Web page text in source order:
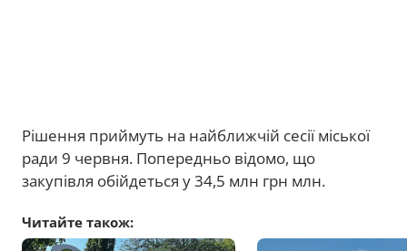
Рішення приймуть на найближчій сесії міської
ради 9 червня. Попередньо відомо, що
закупівля обійдеться у 34,5 млн грн млн.
Читайте також: